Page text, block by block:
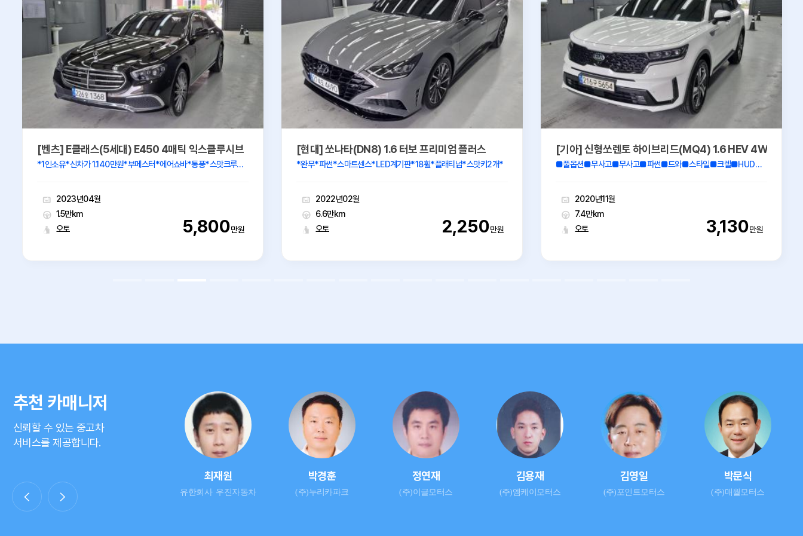
[벤츠] E클래스(5세대) E450 4매틱 익스클루시브
*1인소유*신차가 1.140만원*부메스터*에어쇼바*통풍*스맛크루즈*키2개
2023년04월
1.5만km
오토
5,800만원
[현대] 쏘나타(DN8) 1.6 터보 프리미엄 플러스
*완무*파썬*스마트센스*LED계기판*18휠*플래티넘*스맛키2개*
2022년02월
6.6만km
오토
2,250만원
[기아] 신형쏘렌토 하이브리드(MQ4) 1.6 HEV 4WD 시그
■풀옵션■무사고■무사고■파썬■드와■스타일■크렐■HUD■스맛커넥■
2020년11월
7.4만km
오토
3,130만원
추천 카매니저
신뢰할 수 있는 중고차
서비스를 제공합니다.
철모터스
세양물류(주)중고차사업부
최재원
유한회사 우진자동차
박경훈
(주)누리카파크
정연재
(주)이글모터스
김용재
(주)엠케이모터스
김영일
(주)포인트모터스
박문식
(주)매월모터스